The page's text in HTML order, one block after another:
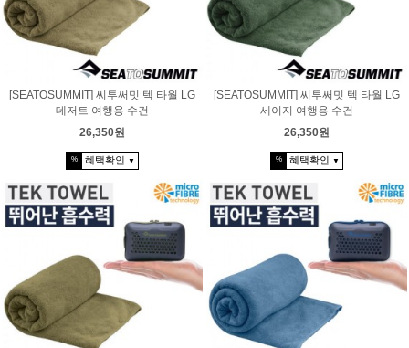
[SEATOSUMMIT] 씨투써밋 텍 타월 LG
데저트 여행용 수건
26,350원
% 혜택확인 ▼
[SEATOSUMMIT] 씨투써밋 텍 타월 LG
세이지 여행용 수건
26,350원
% 혜택확인 ▼